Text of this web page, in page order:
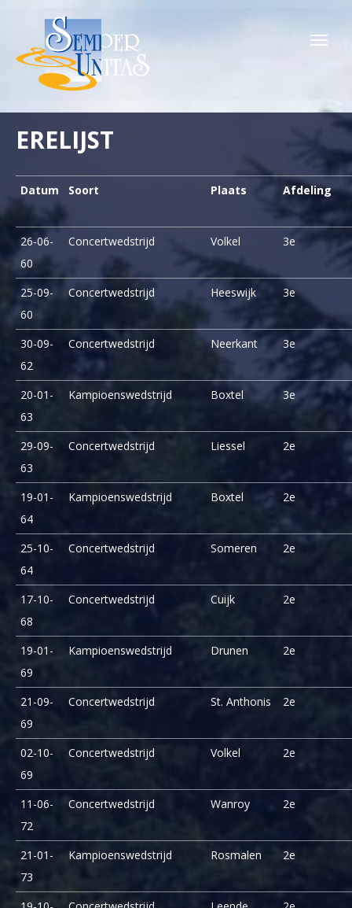
ERELIJST
Datum Soort Plaats Afdeling
26-06-
60
Concertwedstrijd Volkel 3e
25-09-
60
Concertwedstrijd Heeswijk 3e
30-09-
62
Concertwedstrijd Neerkant 3e
20-01-
63
Kampioenswedstrijd Boxtel 3e
29-09-
63
Concertwedstrijd Liessel 2e
19-01-
64
Kampioenswedstrijd Boxtel 2e
25-10-
64
Concertwedstrijd Someren 2e
17-10-
68
Concertwedstrijd Cuijk 2e
19-01-
69
Kampioenswedstrijd Drunen 2e
21-09-
69
Concertwedstrijd St. Anthonis 2e
02-10-
69
Concertwedstrijd Volkel 2e
11-06-
72
Concertwedstrijd Wanroy 2e
21-01-
73
Kampioenswedstrijd Rosmalen 2e